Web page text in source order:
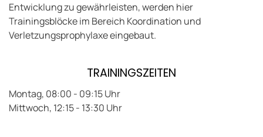
Entwicklung zu gewährleisten, werden hier
Trainingsblöcke im Bereich Koordination und
Verletzungsprophylaxe eingebaut.
TRAININGSZEITEN
Montag, 08:00 - 09:15 Uhr
Mittwoch, 12:15 - 13:30 Uhr